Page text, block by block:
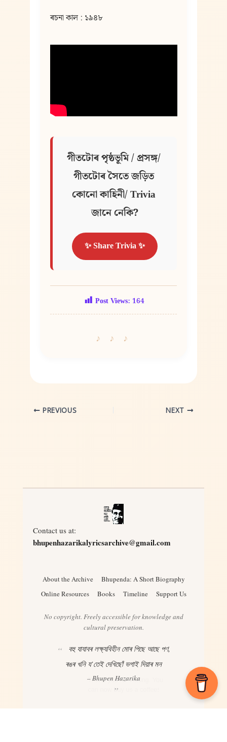
ৰচনা কাল : ১৯৪৮
গীতটোৰ পৃষ্ঠভূমি / প্ৰসঙ্গ/
গীতটোৰ সৈতে জড়িত
কোনো কাহিনী/ Trivia
জানে নেকি?
✨ Share Trivia ✨
Post Views: 164
PREVIOUS NEXT
Contact us at:
bhupenhazarikalyricsarchive@gmail.com
About the Archive
Bhupenda: A Short Biography
Online Resources
Books Timeline Support Us
No copyright. Freely accessible for knowledge and
cultural preservation.
বহু যাযাবৰ লক্ষ্যবিহীন মোৰ পিছে আছে পণ,
ৰঙৰ খনি য’তেই দেখিছোঁ ভগাই দিয়াৰ মন
– Bhupen Hazarika